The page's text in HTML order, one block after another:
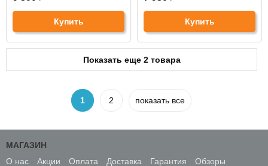
Купить Купить
Показать еще 2 товара
1 2 показать все
МАГАЗИН
О нас
Акции Оплата Доставка Гарантия Обзоры